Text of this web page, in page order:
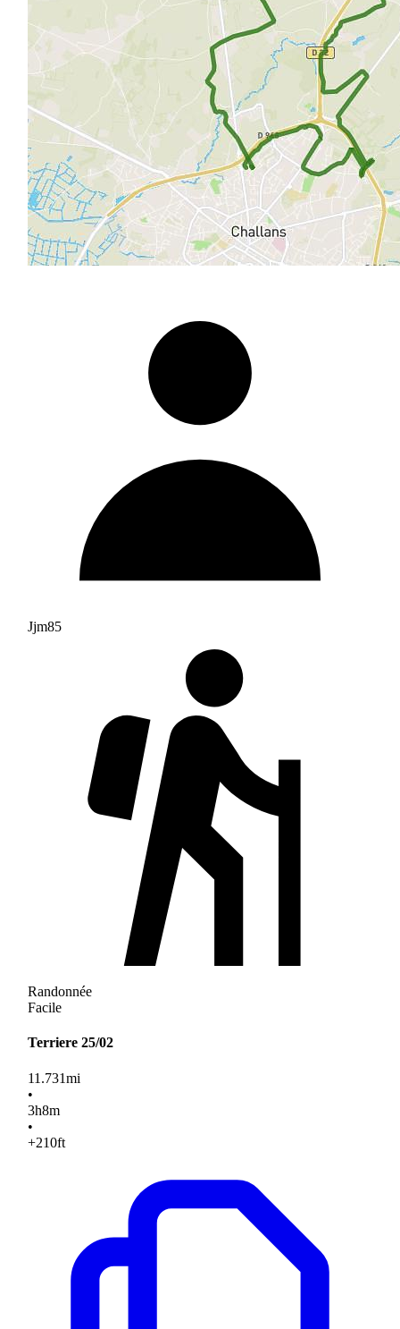
Jjm85
Randonnée
Facile
Terriere 25/02
11.731mi
•
3h8m
•
+210ft